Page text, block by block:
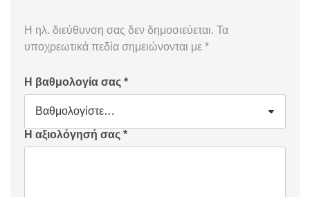
Η ηλ. διεύθυνση σας δεν δημοσιεύεται. Τα
υποχρεωτικά πεδία σημειώνονται με *
Η βαθμολογία σας *
Η αξιολόγησή σας *